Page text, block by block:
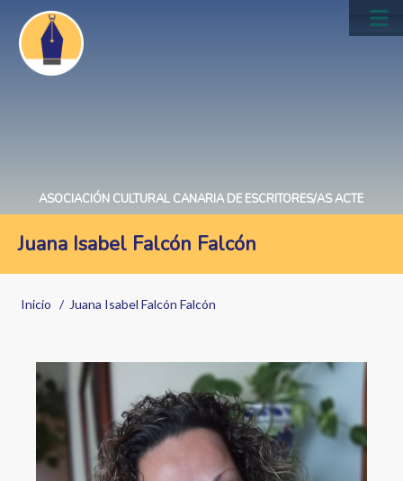
Pasar
contenido
principal
ASOCIACIÓN CULTURAL CANARIA DE ESCRITORES/AS ACTE
Juana Isabel Falcón Falcón
Sobrescribir
de
ayuda
a
la
navegación
Inicio Juana Isabel Falcón Falcón